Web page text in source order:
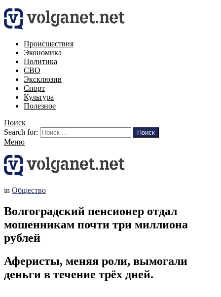
Происшествия
Экономика
Политика
СВО
Эксклюзив
Спорт
Культура
Полезное
Поиск
Search for:
Поиск
Меню
in Общество
Волгоградский пенсионер отдал
мошенникам почти три миллиона
рублей
Аферисты, меняя роли, вымогали
деньги в течение трёх дней.